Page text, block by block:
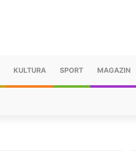
KULTURA SPORT MAGAZIN